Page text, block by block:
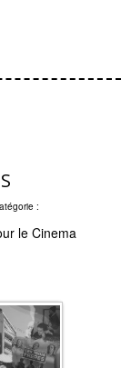
:
le Cinema